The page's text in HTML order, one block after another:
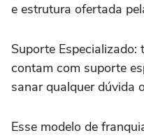
e estrutura ofertada
Suporte
contam com suporte
sanar qualquer dúvida
Esse modelo de